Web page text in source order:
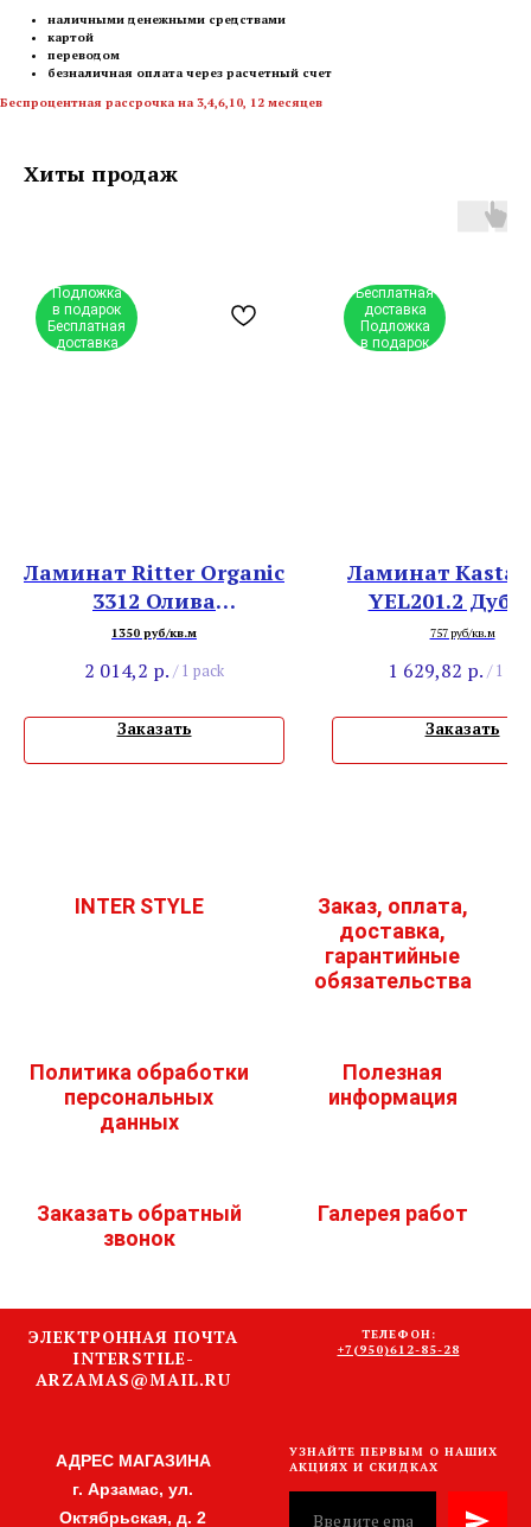
наличными денежными средствами
картой
переводом
безналичная оплата через расчетный счет
Беспроцентная рассрочка на 3,4,6,10, 12 месяцев
Хиты продаж
Подложка
в подарок
Бесплатная
доставка
Ламинат Ritter Organic
3312 Олива
Серебристая
1350 руб/кв.м
2 014,2 р. / 1 pack
Заказать
Бесплатная
доставка
Подложка
в подарок
Ламинат
YEL201.2 Дуб
757 руб/кв.м
1 629,82 р. / 1
Заказать
INTER STYLE
Заказ, оплата,
доставка,
гарантийные
обязательства
Политика обработки
персональных
данных
Полезная
информация
Заказать обратный
звонок
Галерея работ
ЭЛЕКТРОННАЯ ПОЧТА
INTERSTILE-
ARZAMAS@MAIL.RU
ТЕЛЕФОН:
+7(950)612-85-28
АДРЕС МАГАЗИНА
г. Арзамас, ул.
Октябрьская, д. 2
УЗНАЙТЕ ПЕРВЫМ О НАШИХ
АКЦИЯХ И СКИДКАХ